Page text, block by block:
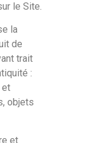
le Site.
la
de
trait
:
et
objets
et